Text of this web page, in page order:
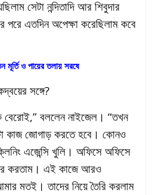
সেটা নন্দিতাদি আর শিবুদার
পরে এতদিন অপেক্ষা করেছিলাম কবে
মূর্তি ও পায়ের তলায় সরষে
সঙ্গে?
বললেন নাইজেল। “তখন
কাজ জোগাড় করতে হবে। কোনও
এজেন্সি খুলি। অফিসে অফিসে
করতাম। এই কাজে আরও
মতই। তাদের নিয়ে তৈরি করলাম